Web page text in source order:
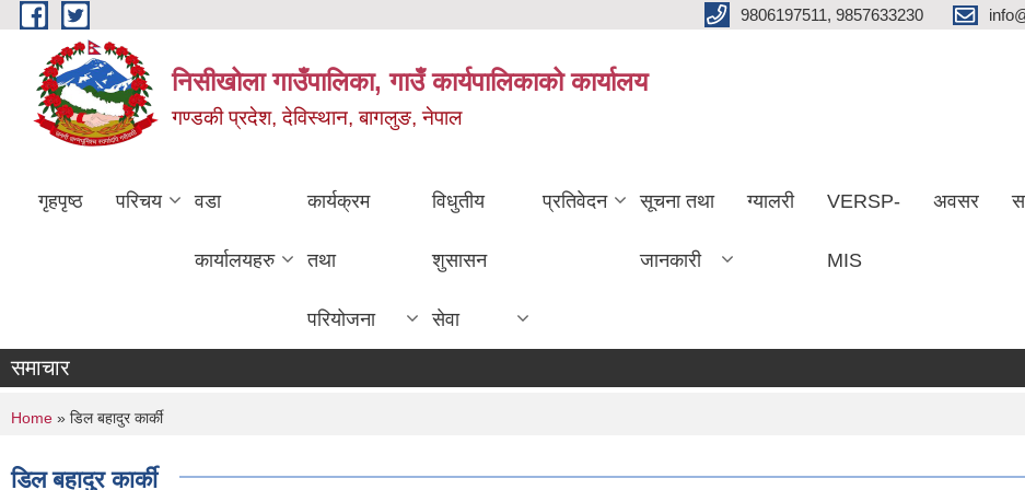
Skip to main content 9806197511, 9857633230
निसीखोला गाउँपालिका, गाउँ कार्यपालिकाको कार्यालय
गण्डकी प्रदेश, देविस्थान, बागलुङ, नेपाल
गृहपृष्ठ परिचय वडा
कार्यालयहरु
कार्यक्रम
तथा
परियोजना
विधुतीय
शुसासन
सेवा
प्रतिवेदन सूचना तथा
जानकारी
ग्यालरी VERSP-
MIS
अवसर
समाचार
You are here
Home » डिल बहादुर कार्की
डिल बहादुर कार्की